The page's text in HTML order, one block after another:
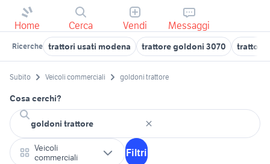
Home Cerca Vendi Messaggi
Ricerche trattori usati modena trattore goldoni 3070 trattore
Subito Veicoli commerciali goldoni trattore
Cosa cerchi?
Veicoli
commerciali
Filtri